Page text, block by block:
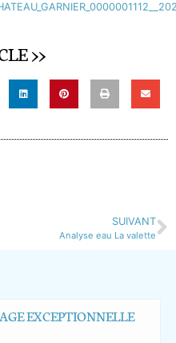
>>
SUIVANT
Analyse eau La valette
EXCEPTIONNELLE